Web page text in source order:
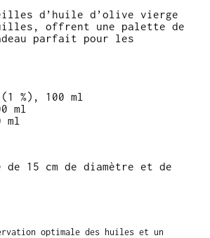
d’huile d’olive vierge
offrent une palette de
parfait pour les
%), 100 ml
ml
15 cm de diamètre et de
optimale des huiles et un